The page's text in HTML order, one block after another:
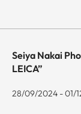
Seiya Nakai
LEICA”
28/09/2024 - 01/